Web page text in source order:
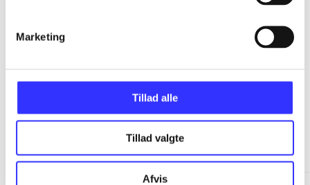
Marketing
Tillad alle
Tillad valgte
Afvis
...